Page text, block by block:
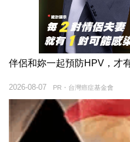
伴侶和妳一起預防HPV，才
PR・台灣癌症基金會
2026-08-07